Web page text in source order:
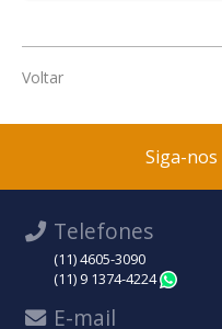
Voltar
Siga-
Telefones
(11) 4605-3090
(11) 9 1374-4224
E-mail